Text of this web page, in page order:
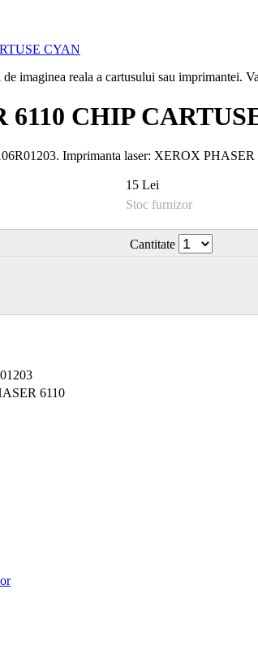
imaginea reala a cartusului sau imprimantei.
6110 CHIP
Imprimanta laser: XEROX PHASER
15 Lei
Stoc furnizor
Cantitate
6110